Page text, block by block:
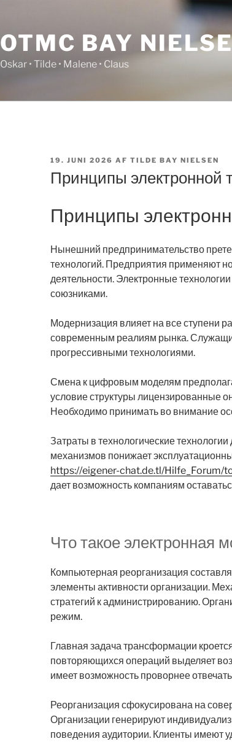
OTMC BAY
Oskar • Tilde • Malene • Claus
UDGIVET
19. JUNI 2026 AF TILDE BAY NIELSEN
Принципы электронной
Принципы
Нынешний предпринимательство
технологий. Предприятия применяют
деятельности. Электронные
союзниками.
Модернизация влияет на все ступени
современным реалиям рынка.
прогрессивными технологиями.
Смена к цифровым моделям
условие структуры лицензированные
Необходимо принимать во внимание
Затраты в технологические
механизмов понижает
https://eigener-chat.de.tl/Hilfe_Forum/
дает возможность компаниям
Что такое электронная
Компьютерная реорганизация
элементы активности организации.
стратегий к администрированию.
режим.
Главная задача трансформации
повторяющихся операций выделяет
имеет возможность проворнее
Реорганизация сфокусирована на
Организации генерируют
поведения аудитории. Клиенты имеют